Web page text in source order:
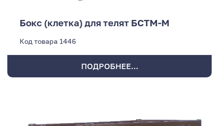
Бокс (клетка) для телят БСТМ-М
Код товара 1446
ПОДРОБНЕЕ...